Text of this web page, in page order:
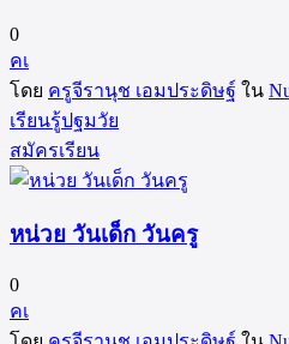
0
คเ
โดย ครูจีรานุช เอมประดิษฐ์ ใน
เรียนรู้ปฐมวัย
สมัครเรียน
หน่วย วันเด็ก วันครู
0
คเ